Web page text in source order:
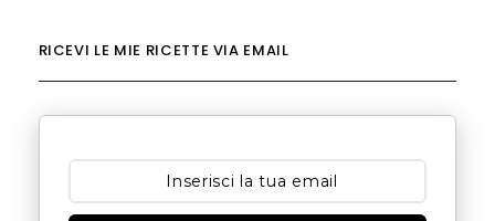
RICEVI LE MIE RICETTE VIA EMAIL